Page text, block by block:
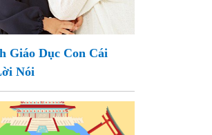
Giáo Dục Con Cái
Nói